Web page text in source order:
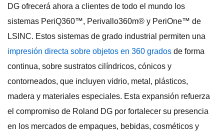
DG ofrecerá ahora a clientes de todo el mundo los
sistemas PeriQ360™, Perivallo360m® y PeriOne™ de
LSINC. Estos sistemas de grado industrial permiten una
impresión directa sobre objetos en 360 grados de forma
continua, sobre sustratos cilíndricos, cónicos y
contorneados, que incluyen vidrio, metal, plásticos,
madera y materiales especiales. Esta expansión refuerza
el compromiso de Roland DG por fortalecer su presencia
en los mercados de empaques, bebidas, cosméticos y